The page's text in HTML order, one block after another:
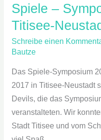
Spiele –
Titisee-
Schreibe einen
Bautze
Das Spiele-Symposium
2017 in Titisee-Neustadt
Devils, die das
veranstalteten. Wir
Stadt Titisee und vom